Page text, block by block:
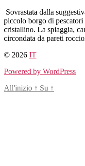
Salta
al
contenuto
Sovrastata dalla
piccolo borgo di
cristallino. La spiaggia,
circondata da pareti
© 2026 IT
Powered by WordPress
All'inizio ↑ Su ↑